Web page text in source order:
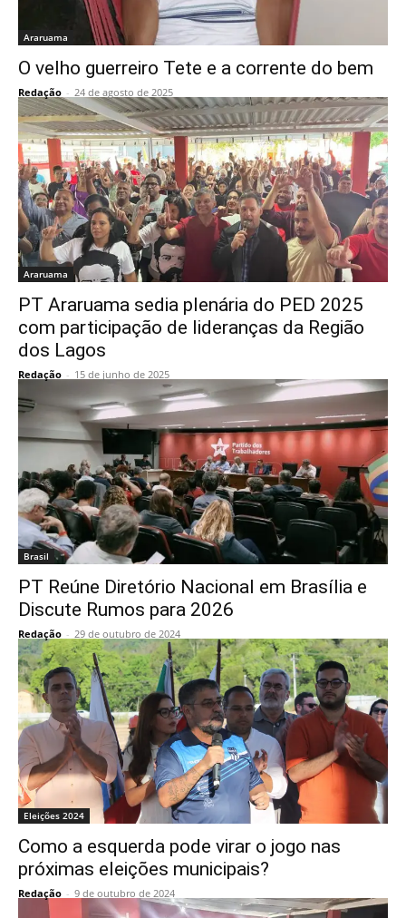
Araruama
O velho guerreiro Tete e a corrente do bem
Redação - 24 de agosto de 2025
Araruama
PT Araruama sedia plenária do PED 2025
com participação de lideranças da Região
dos Lagos
Redação - 15 de junho de 2025
Brasil
PT Reúne Diretório Nacional em Brasília e
Discute Rumos para 2026
Redação - 29 de outubro de 2024
Eleições 2024
Como a esquerda pode virar o jogo nas
próximas eleições municipais?
Redação - 9 de outubro de 2024